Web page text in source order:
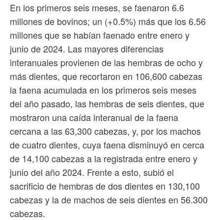
En los primeros seis meses, se faenaron 6.6
millones de bovinos; un (+0.5%) más que los 6.56
millones que se habían faenado entre enero y
junio de 2024. Las mayores diferencias
interanuales provienen de las hembras de ocho y
más dientes, que recortaron en 106,600 cabezas
la faena acumulada en los primeros seis meses
del año pasado, las hembras de seis dientes, que
mostraron una caída interanual de la faena
cercana a las 63,300 cabezas, y, por los machos
de cuatro dientes, cuya faena disminuyó en cerca
de 14,100 cabezas a la registrada entre enero y
junio del año 2024. Frente a esto, subió el
sacrificio de hembras de dos dientes en 130,100
cabezas y la de machos de seis dientes en 56.300
cabezas.